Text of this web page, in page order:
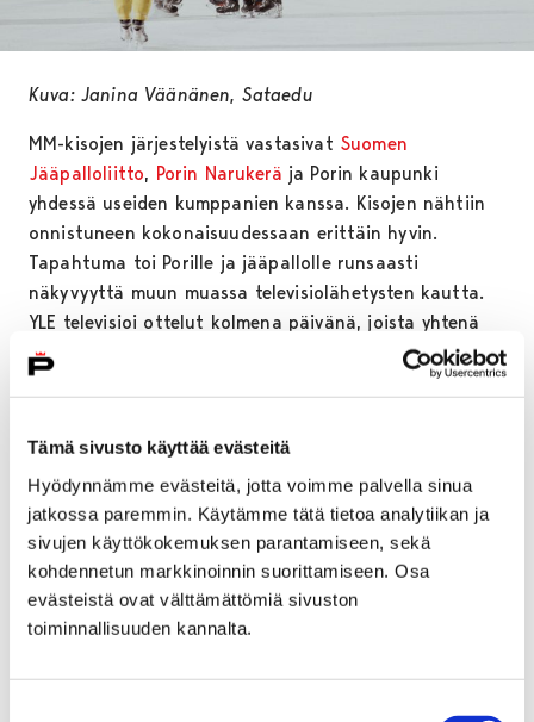
Tämä sivusto käyttää evästeitä
Hyödynnämme evästeitä, jotta voimme palvella sinua
jatkossa paremmin. Käytämme tätä tietoa analytiikan ja
sivujen käyttökokemuksen parantamiseen, sekä
kohdennetun markkinoinnin suorittamiseen. Osa
evästeistä ovat välttämättömiä sivuston
toiminnallisuuden kannalta.
Kuva: Janina Väänänen, Sataedu
MM-kisojen järjestelyistä vastasivat Suomen
Jääpalloliitto, Porin Narukerä ja Porin kaupunki
yhdessä useiden kumppanien kanssa. Kisojen nähtiin
onnistuneen kokonaisuudessaan erittäin hyvin.
Tapahtuma toi Porille ja jääpallolle runsaasti
näkyvyyttä muun muassa televisiolähetysten kautta.
YLE televisioi ottelut kolmena päivänä, joista yhtenä
jääpallo oli iltauutisten jälkeen katsotuin ohjelma.
Kisa-alueella kävi viikon aikana yhteensä noin 16 000
KaupunginjohtajaLauri Innakiitti Jääpalloliittoa ja
Narukerää tapahtuman tuomisesta Poriin.
– Saimme yhdessä luotua ilmiön ja tarjottua lapsille ja
nuorille kokemuksia ja elämyksiä. Tapahtuma oli myös
osoitus paikallisten yritysten halukkuudesta lähteä
toimimaan yhdessä, kun tapahtumajärjestäjä näkee